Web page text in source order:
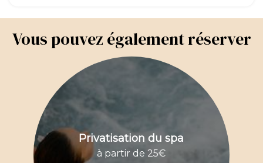
Vous pouvez également réserver
Privatisation du spa
à partir de 25€